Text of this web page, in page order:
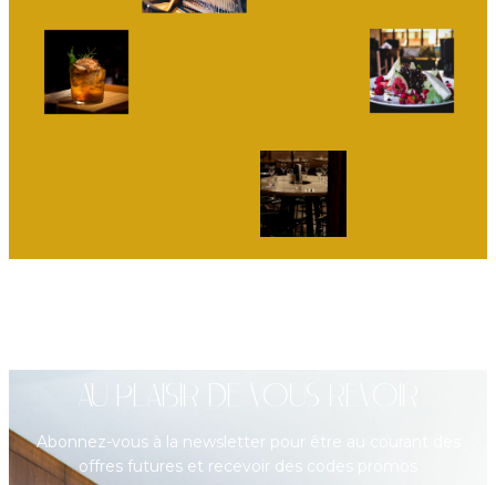
AU PLAISIR DE VOUS REVOIR
Abonnez-vous à la newsletter pour être au courant des
offres futures et recevoir des codes promos